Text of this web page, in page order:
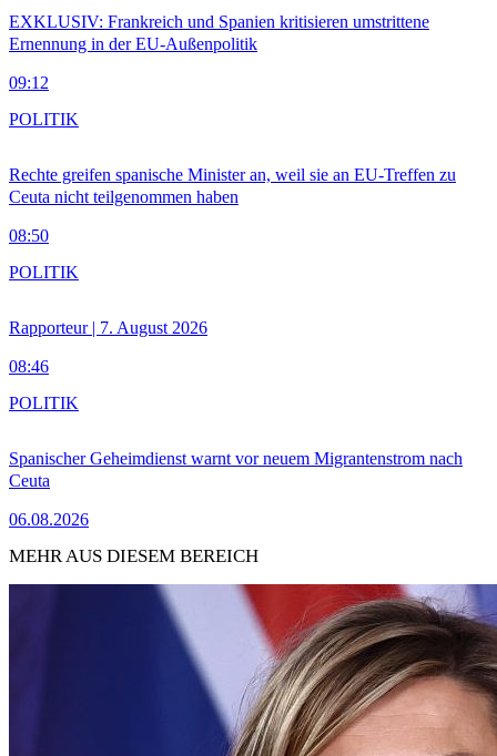
EXKLUSIV: Frankreich und Spanien kritisieren umstrittene
Ernennung in der EU-Außenpolitik
09:12
Rechte greifen spanische Minister an, weil sie an EU-Treffen zu
Ceuta nicht teilgenommen haben
08:50
POLITIK
Rapporteur | 7. August 2026
08:46
POLITIK
Spanischer Geheimdienst warnt vor neuem Migrantenstrom nach
Ceuta
06.08.2026
POLITIK
MEHR AUS DIESEM BEREICH